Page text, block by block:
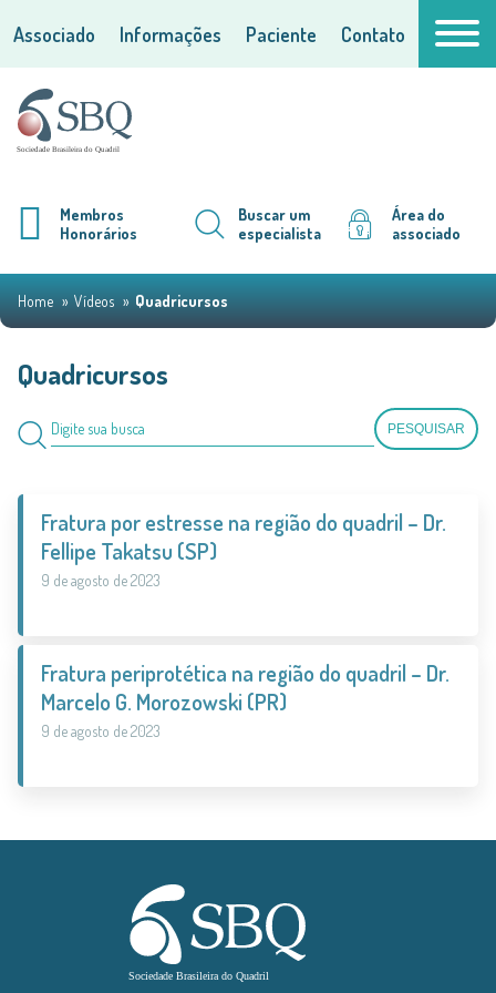
Associado Informações Paciente Contato
Membros
Honorários
Buscar um
especialista
Área do
associado
Home Vídeos Quadricursos
Quadricursos
PESQUISAR
Fratura por estresse na região do quadril – Dr.
Fellipe Takatsu (SP)
9 de agosto de 2023
Fratura periprotética na região do quadril – Dr.
Marcelo G. Morozowski (PR)
9 de agosto de 2023